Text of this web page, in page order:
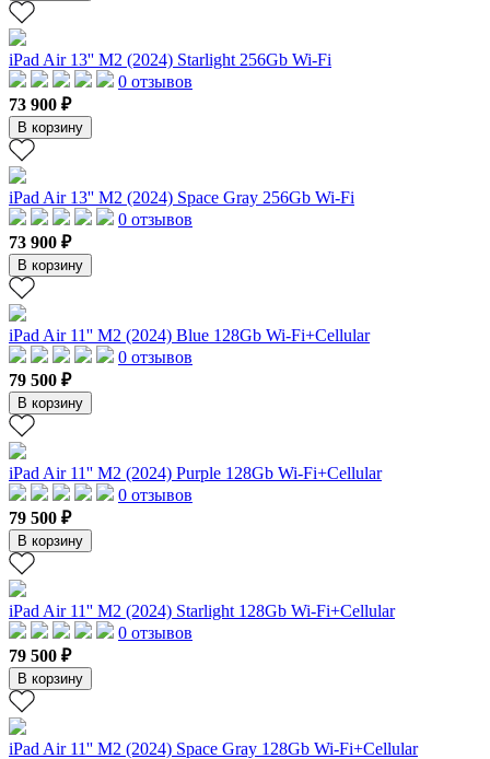
iPad Air 13'' M2 (2024) Starlight 256Gb Wi-Fi
0 отзывов
73 900 ₽
В корзину
iPad Air 13'' M2 (2024) Space Gray 256Gb Wi-Fi
0 отзывов
73 900 ₽
В корзину
iPad Air 11'' M2 (2024) Blue 128Gb Wi-Fi+Cellular
0 отзывов
79 500 ₽
В корзину
iPad Air 11'' M2 (2024) Purple 128Gb Wi-Fi+Cellular
0 отзывов
79 500 ₽
В корзину
iPad Air 11'' M2 (2024) Starlight 128Gb Wi-Fi+Cellular
0 отзывов
79 500 ₽
В корзину
iPad Air 11'' M2 (2024) Space Gray 128Gb Wi-Fi+Cellular